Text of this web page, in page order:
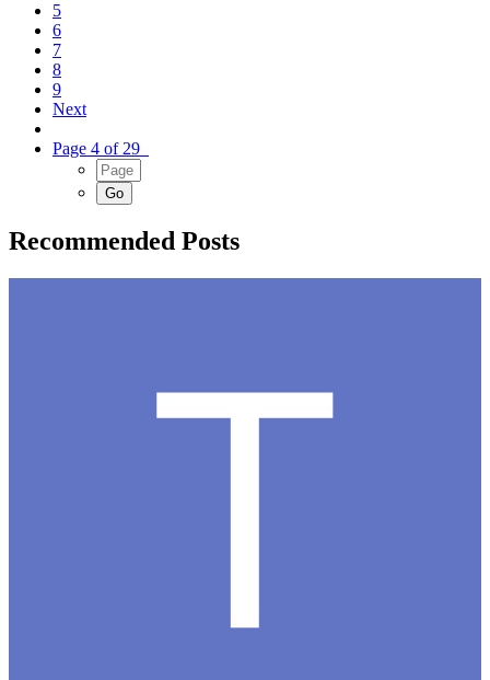
5
6
7
8
9
Next
Page 4 of 29
Recommended Posts